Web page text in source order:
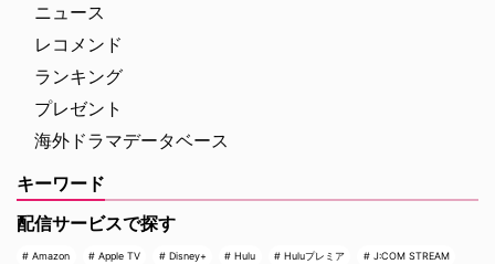
ニュース
レコメンド
ランキング
プレゼント
海外ドラマデータベース
キーワード
配信サービスで探す
Amazon Apple TV Disney+ Hulu Huluプレミア J:COM STREAM